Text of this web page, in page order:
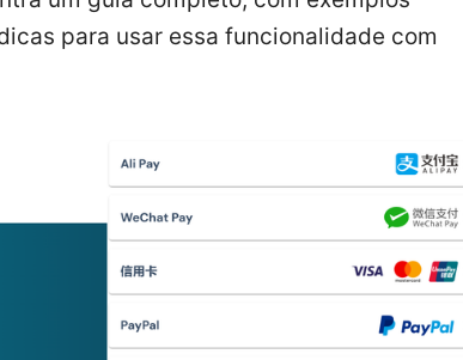
para usar essa funcionalidade com